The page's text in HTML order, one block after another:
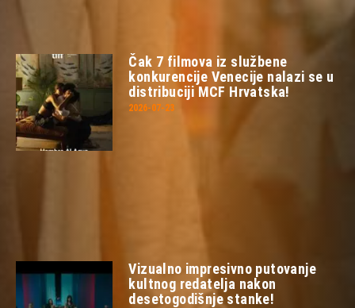
Čak 7 filmova iz službene
konkurencije Venecije nalazi se u
distribuciji MCF Hrvatska!
2026-07-23
Vizualno impresivno putovanje
kultnog redatelja nakon
desetogodišnje stanke!